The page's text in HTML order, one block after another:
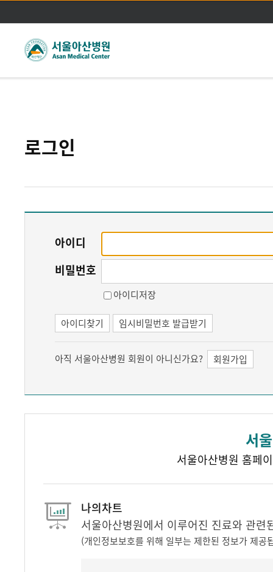
주메뉴바로가기
본문바로가기
로그인
아이디
비밀번호
아이디저장
아이디찾기 임시비밀번호 발급받기
아직 서울아산병원 회원이 아니신가요? 회원가입
서
서울아산병원 홈페
나의차트
서울아산병원에서 이루어진 진료와 관
(개인정보보호를 위해 일부는 제한된 정보가 제공